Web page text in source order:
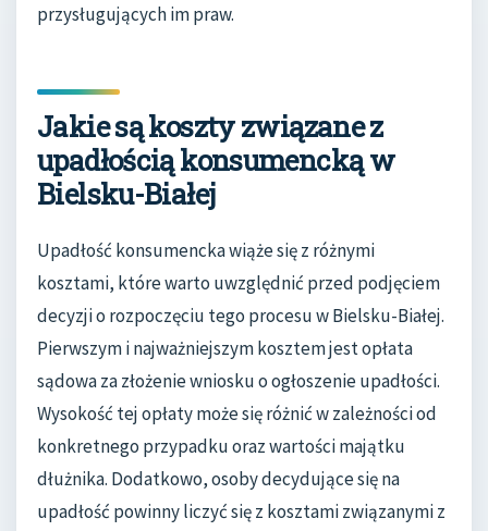
przysługujących im praw.
Jakie są koszty związane z
upadłością konsumencką w
Bielsku-Białej
Upadłość konsumencka wiąże się z różnymi
kosztami, które warto uwzględnić przed podjęciem
decyzji o rozpoczęciu tego procesu w Bielsku-Białej.
Pierwszym i najważniejszym kosztem jest opłata
sądowa za złożenie wniosku o ogłoszenie upadłości.
Wysokość tej opłaty może się różnić w zależności od
konkretnego przypadku oraz wartości majątku
dłużnika. Dodatkowo, osoby decydujące się na
upadłość powinny liczyć się z kosztami związanymi z